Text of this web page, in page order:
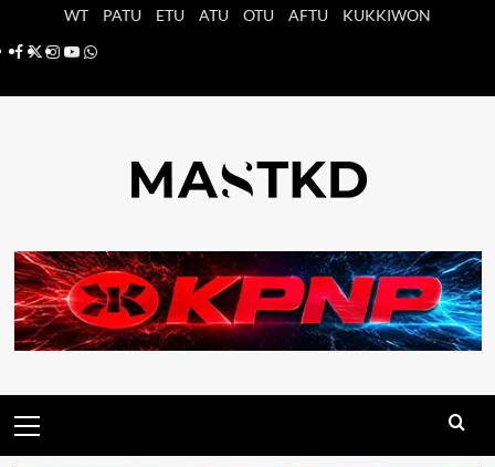
WT PATU ETU ATU OTU AFTU
KUKKIWON
Facebook
X Instagram
YouTube
Whatsapp
principal